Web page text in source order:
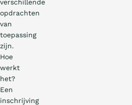
verschillende
opdrachten
van
toepassing
zijn.
Hoe
werkt
het?
Een
inschrijving